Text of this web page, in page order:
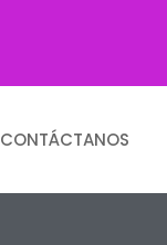
CONTÁCTANOS